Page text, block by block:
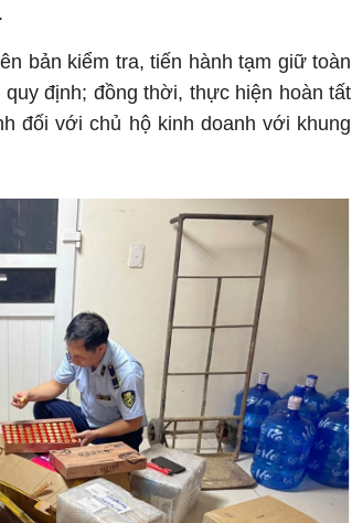
bản kiểm tra, tiến hành tạm giữ toàn
định; đồng thời, thực hiện hoàn tất
đối với chủ hộ kinh doanh với khung